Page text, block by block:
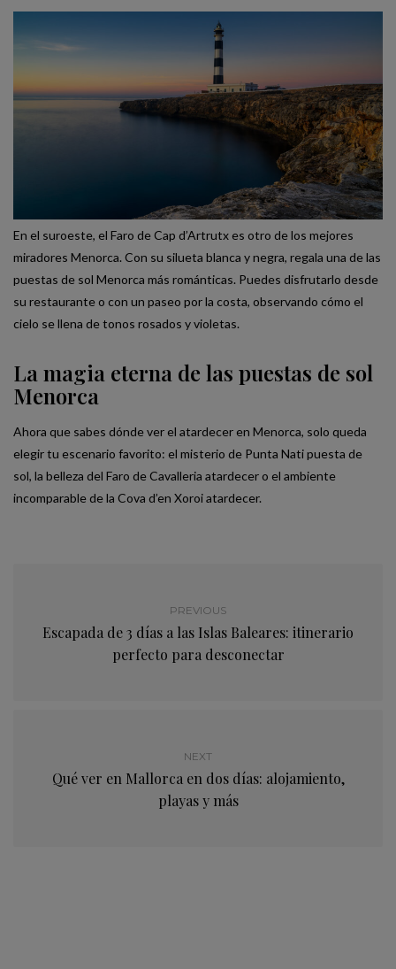
En el suroeste, el Faro de Cap d’Artrutx es otro de los mejores
miradores Menorca. Con su silueta blanca y negra, regala una de las
puestas de sol Menorca más románticas. Puedes disfrutarlo desde
su restaurante o con un paseo por la costa, observando cómo el
cielo se llena de tonos rosados y violetas.
La magia eterna de las puestas de sol
Menorca
Ahora que sabes dónde ver el atardecer en Menorca, solo queda
elegir tu escenario favorito: el misterio de Punta Nati puesta de
sol, la belleza del Faro de Cavalleria atardecer o el ambiente
incomparable de la Cova d’en Xoroi atardecer.
PREVIOUS
Escapada de 3 días a las Islas Baleares: itinerario
perfecto para desconectar
NEXT
Qué ver en Mallorca en dos días: alojamiento,
playas y más